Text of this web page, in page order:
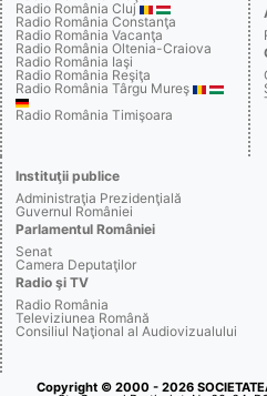
Radio România Cluj
Radio România Constanţa
Radio România Vacanţa
Radio România Oltenia-Craiova
Radio România Iaşi
Radio România Reşiţa
Radio România Târgu Mureş
Radio România Timişoara
Instituţii publice
Administraţia Prezidenţială
Guvernul României
Parlamentul României
Senat
Camera Deputaţilor
Radio şi TV
Radio România
Televiziunea Română
Consiliul Naţional al Audiovizualului
Copyright © 2000 - 2026